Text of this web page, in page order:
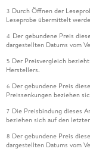
3 Durch Öffnen der
Leseprobe übermittelt
4 Der gebundene Preis
dargestellten Datums vom
5 Der Preisvergleich
Herstellers.
6 Der gebundene Preis
Preissenkungen beziehen
7 Die Preisbindung dieses
beziehen sich auf den
8 Der gebundene Preis
dargestellten Datums vom